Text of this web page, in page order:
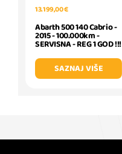
13.199,00 €
Abarth 500 140 Cabrio -
2015 - 100.000km -
SERVISNA - REG 1 GOD !!!
SAZNAJ VIŠE